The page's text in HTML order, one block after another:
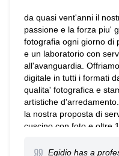
da quasi vent'anni il
passione e la forza piu'
fotografia ogni giorno di
e un laboratorio con
all'avanguardia.
digitale in tutti i formati
qualita' fotografica e
artistiche
la nostra proposta di
cuscino con foto e oltre
potranno abbellire le
Egidio has a